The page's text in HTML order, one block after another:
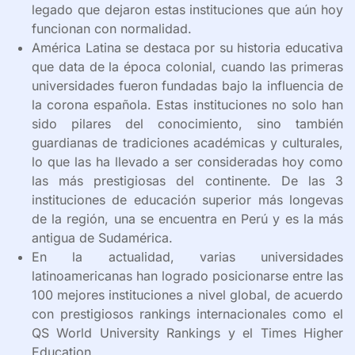
legado que dejaron estas instituciones que aún hoy
funcionan con normalidad.
América Latina se destaca por su historia educativa
que data de la época colonial, cuando las primeras
universidades fueron fundadas bajo la influencia de
la corona española. Estas instituciones no solo han
sido pilares del conocimiento, sino también
guardianas de tradiciones académicas y culturales,
lo que las ha llevado a ser consideradas hoy como
las más prestigiosas del continente. De las 3
instituciones de educación superior más longevas
de la región, una se encuentra en Perú y es la más
antigua de Sudamérica.
En la actualidad, varias universidades
latinoamericanas han logrado posicionarse entre las
100 mejores instituciones a nivel global, de acuerdo
con prestigiosos rankings internacionales como el
QS World University Rankings y el Times Higher